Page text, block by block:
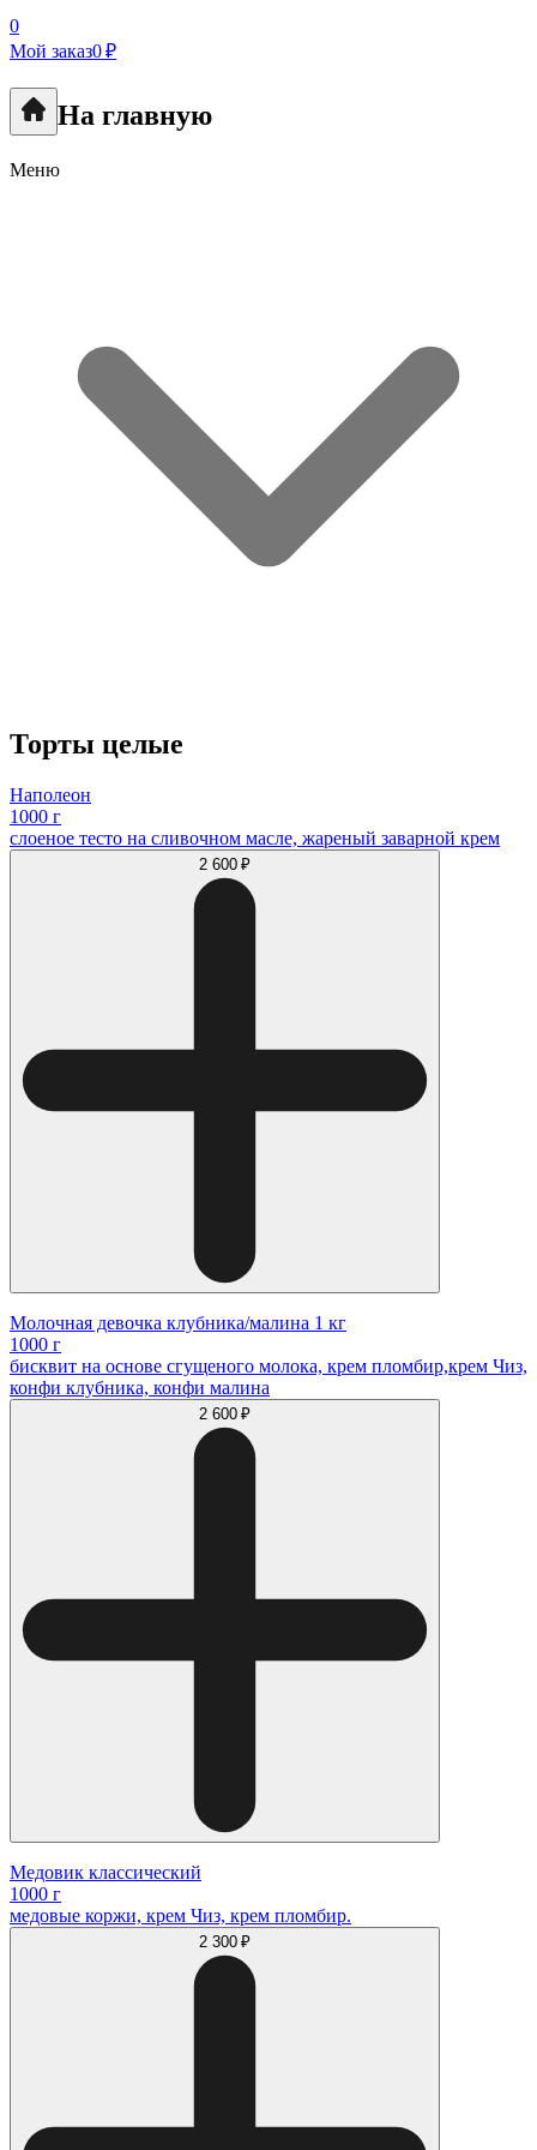
0
Мой заказ0 ₽
На главную
Меню
Торты целые
Наполеон
1000 г
слоеное тесто на сливочном масле, жареный заварной крем
2 600 ₽
Молочная девочка клубника/малина 1 кг
1000 г
бисквит на основе сгущеного молока, крем пломбир,крем Чиз,
конфи клубника, конфи малина
2 600 ₽
Медовик классический
1000 г
медовые коржи, крем Чиз, крем пломбир.
2 300 ₽